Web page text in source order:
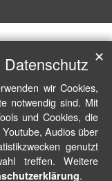
wir Cookies,
notwendig sind. Mit
und Cookies, die
Audios über
genutzt
treffen. Weitere
.
✕